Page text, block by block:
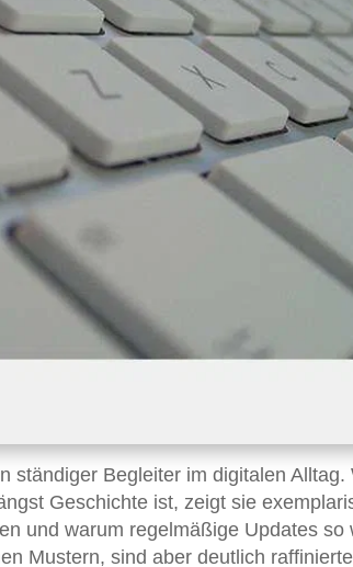
ständiger Begleiter im digitalen Alltag.
Geschichte ist, zeigt sie
und warum regelmäßige Updates so
Mustern, sind aber deutlich